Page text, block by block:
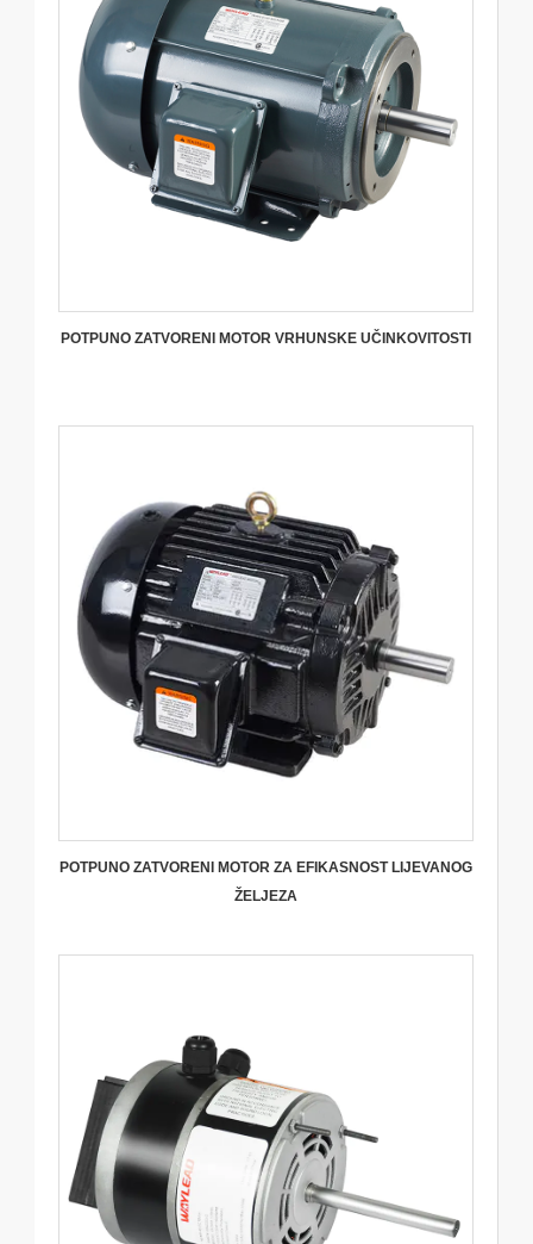
POTPUNO ZATVORENI MOTOR VRHUNSKE UČINKOVITOSTI
POTPUNO ZATVORENI MOTOR ZA EFIKASNOST LIJEVANOG
ŽELJEZA